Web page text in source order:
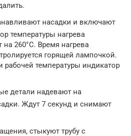
насадки и включают
температуры нагрева
на 260°С. Время нагрева
горящей лампочкой.
рабочей температуры индикатор
детали надевают на
Ждут 7 секунд и снимают
стыкуют трубу с